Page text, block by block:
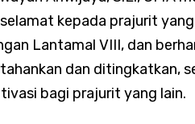
kepada prajurit
Lantamal VIII, dan
dan ditingkatkan,
bagi prajurit yang lain.